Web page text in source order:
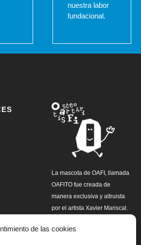
de las cookies
nuestra labor
fundacional.
La mascota de OAFI, llamada
OAFITO fue creada de
manera exclusiva y altruista
por el artista Xavier Mariscal.